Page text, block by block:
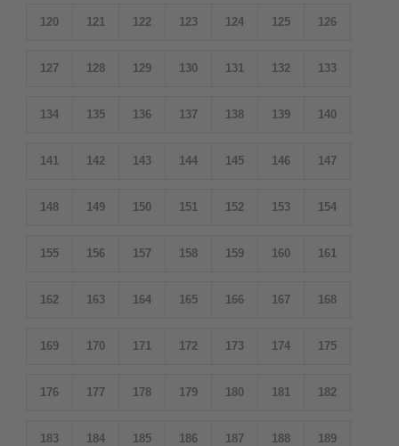
120 121 122 123 124 125 126
127 128 129 130 131 132 133
134 135 136 137 138 139 140
141 142 143 144 145 146 147
148 149 150 151 152 153 154
155 156 157 158 159 160 161
162 163 164 165 166 167 168
169 170 171 172 173 174 175
176 177 178 179 180 181 182
183 184 185 186 187 188 189